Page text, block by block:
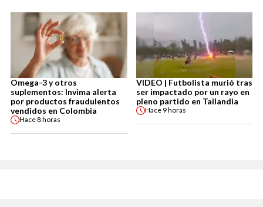
Omega-3 y otros
suplementos: Invima alerta
por productos fraudulentos
vendidos en Colombia
Hace8 horas
VIDEO | Futbolista murió tras
ser impactado por un rayo en
pleno partido en Tailandia
Hace 9 horas